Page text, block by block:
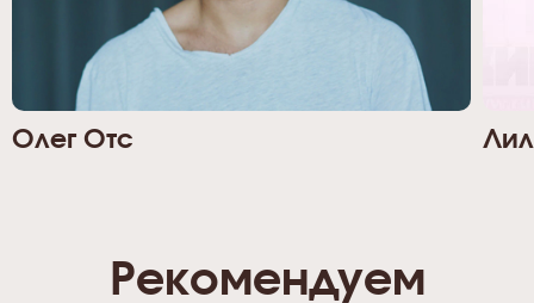
Олег Отс
Рекомендуем